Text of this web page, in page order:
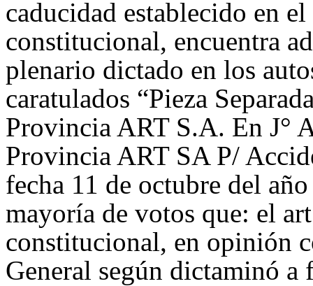
caducidad establecido en
constitucional, encuentra
plenario dictado en los
caratulados “Pieza
Provincia ART S.A. En J°
Provincia ART SA P/
fecha 11 de octubre del
mayoría de votos que: el
constitucional, en opinión
General según dictaminó a